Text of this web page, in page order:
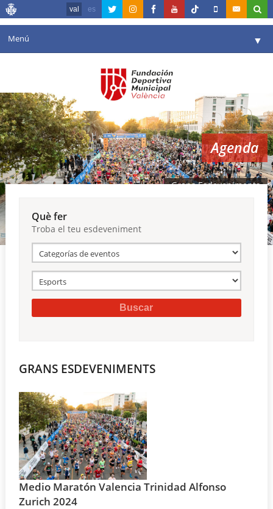
val es
Menú ▼
Agenda
Instal·lacions ▼
Comunicació ▼
València en esport ▼
Reserves
Agenda
Grans Esdeveniments
Què fer
Troba el teu esdeveniment
GRANS ESDEVENIMENTS
Medio Maratón Valencia Trinidad Alfonso
Zurich 2024